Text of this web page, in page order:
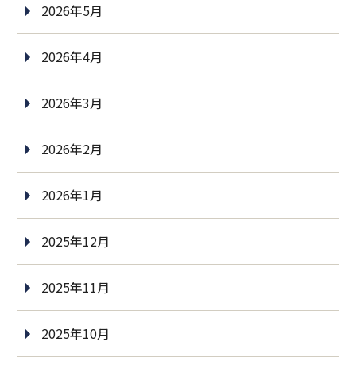
2026年5月
2026年4月
2026年3月
2026年2月
2026年1月
2025年12月
2025年11月
2025年10月